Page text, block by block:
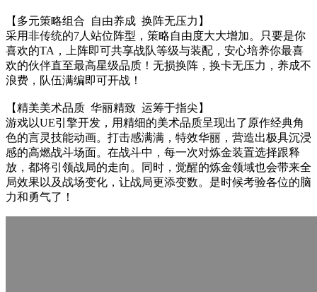
【多元策略组合 自由养成 换阵无压力】
采用非传统的7人站位阵型，策略自由度大大增加。只要是你
喜欢的TA，上阵即可共享战队等级与装配，安心培养你最喜
欢的伙伴直至最高星级品质！无损换阵，换卡无压力，养成不
浪费，队伍满编即可开战！
【精美美术品质 华丽精致 运筹于指尖】
游戏以UE引擎开发，用精细的美术品质呈现出了原作经典角
色的言灵技能动画。打击感满满，特效华丽，营造出极具沉浸
感的高燃战斗场面。在战斗中，每一次对炼金装置选择跟释
放，都将引领战局的走向。同时，觉醒的炼金领域也会带来全
局效果以及战场变化，让战局更添变数。是时候考验各位的脑
力和勇气了！